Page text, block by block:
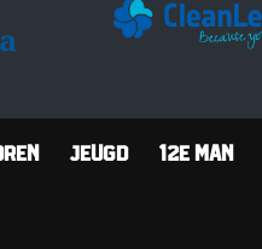
Jeugd 12e man